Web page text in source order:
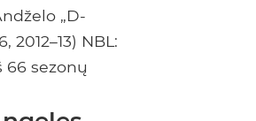
„D-
2012–13) NBL:
66 sezonų